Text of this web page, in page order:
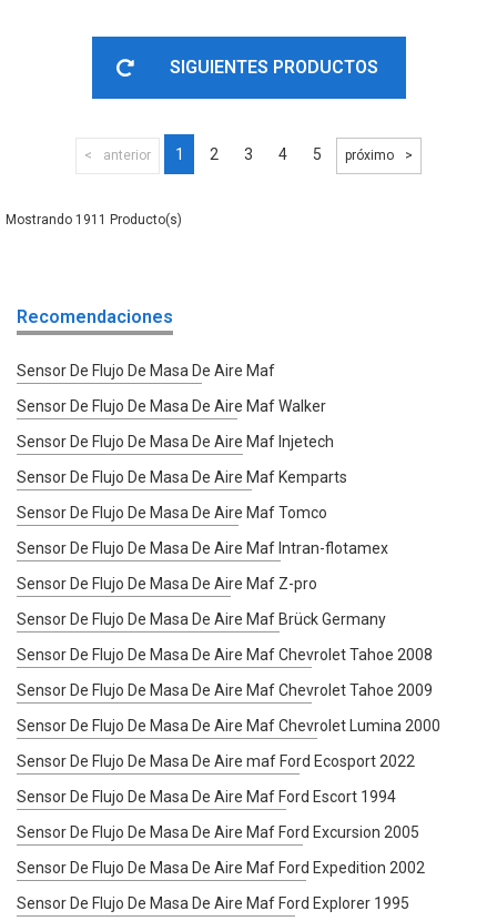
SIGUIENTES PRODUCTOS
anterior 1 2 3 4 5 próximo
1911
Recomendaciones
Sensor De Flujo De Masa De Aire Maf
Sensor De Flujo De Masa De Aire Maf Walker
Sensor De Flujo De Masa De Aire Maf Injetech
Sensor De Flujo De Masa De Aire Maf Kemparts
Sensor De Flujo De Masa De Aire Maf Tomco
Sensor De Flujo De Masa De Aire Maf Intran-flotamex
Sensor De Flujo De Masa De Aire Maf Z-pro
Sensor De Flujo De Masa De Aire Maf Brück Germany
Sensor De Flujo De Masa De Aire Maf Chevrolet Tahoe 2008
Sensor De Flujo De Masa De Aire Maf Chevrolet Tahoe 2009
Sensor De Flujo De Masa De Aire Maf Chevrolet Lumina 2000
Sensor De Flujo De Masa De Aire maf Ford Ecosport 2022
Sensor De Flujo De Masa De Aire Maf Ford Escort 1994
Sensor De Flujo De Masa De Aire Maf Ford Excursion 2005
Sensor De Flujo De Masa De Aire Maf Ford Expedition 2002
Sensor De Flujo De Masa De Aire Maf Ford Explorer 1995